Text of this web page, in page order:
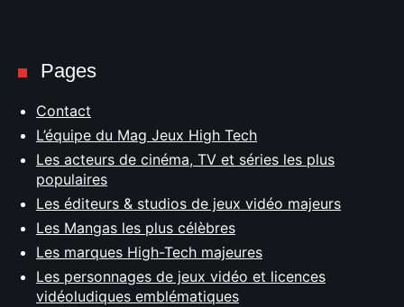
Pages
Contact
L’équipe du Mag Jeux High Tech
Les acteurs de cinéma, TV et séries les plus
populaires
Les éditeurs & studios de jeux vidéo majeurs
Les Mangas les plus célèbres
Les marques High-Tech majeures
Les personnages de jeux vidéo et licences
vidéoludiques emblématiques